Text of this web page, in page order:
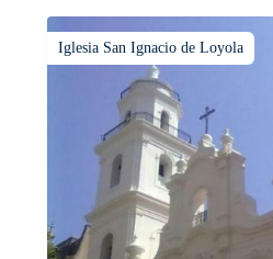
Iglesia San Ignacio de Loyola